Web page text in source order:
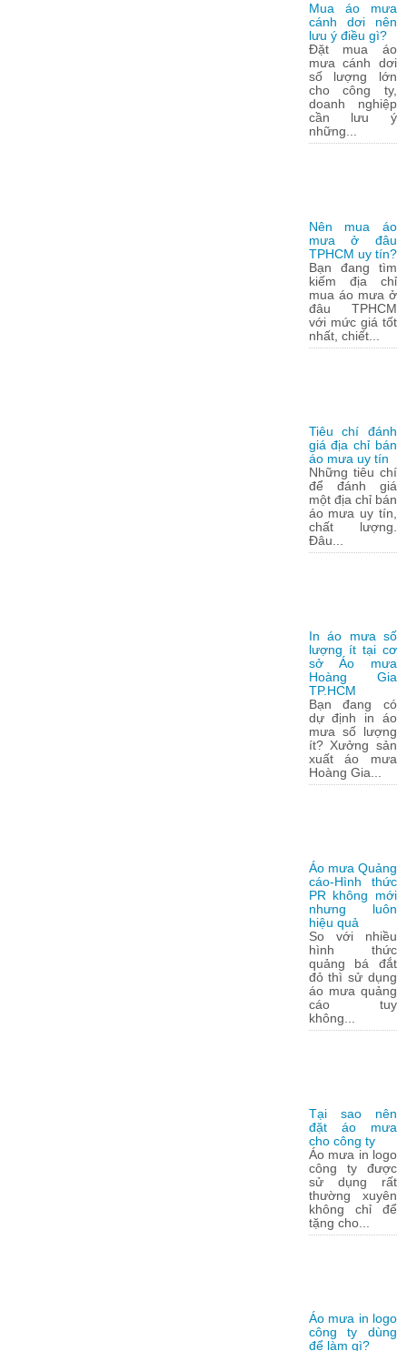
Mua áo mưa
cánh dơi nên
lưu ý điều gì?
Đặt mua áo
mưa cánh dơi
số lượng lớn
cho công ty,
doanh nghiệp
cần lưu ý
những...
Nên mua áo
mưa ở đâu
TPHCM uy tín?
Bạn đang tìm
kiếm địa chỉ
mua áo mưa ở
đâu TPHCM
với mức giá tốt
nhất, chiết...
Tiêu chí đánh
giá địa chỉ bán
áo mưa uy tín
Những tiêu chí
để đánh giá
một địa chỉ bán
áo mưa uy tín,
chất lượng.
Đâu...
In áo mưa số
lượng ít tại cơ
sở Áo mưa
Hoàng Gia
TP.HCM
Bạn đang có
dự định in áo
mưa số lượng
ít? Xưởng sản
xuất áo mưa
Hoàng Gia...
Áo mưa Quảng
cáo-Hình thức
PR không mới
nhưng luôn
hiệu quả
So với nhiều
hình thức
quảng bá đắt
đỏ thì sử dụng
áo mưa quảng
cáo tuy
không...
Tại sao nên
đặt áo mưa
cho công ty
Áo mưa in logo
công ty được
sử dụng rất
thường xuyên
không chỉ để
tặng cho...
Áo mưa in logo
công ty dùng
để làm gì?